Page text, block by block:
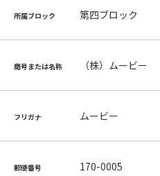
所属ブロック 第四ブロック
商号または名称 （株）ムービー
フリガナ ムービー
郵便番号 170-0005